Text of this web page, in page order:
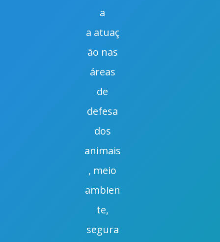
a
a atuaç
ão nas
áreas
de
defesa
dos
animais
, meio
ambien
te,
segura